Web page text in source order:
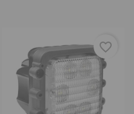
favorite_border